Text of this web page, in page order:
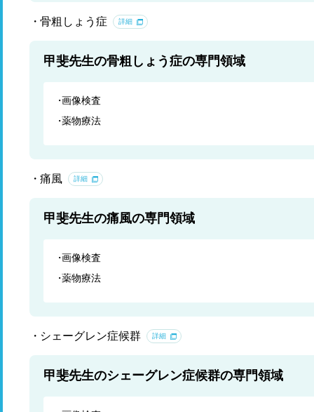
骨粗しょう症 詳細
甲斐先生の骨粗しょう症の専門領域
画像検査
薬物療法
痛風 詳細
甲斐先生の痛風の専門領域
画像検査
薬物療法
シェーグレン症候群 詳細
甲斐先生のシェーグレン症候群の専門領域